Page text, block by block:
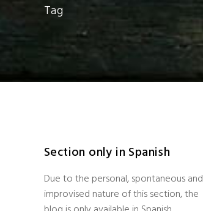
Tag
Section only in Spanish
Due to the personal, spontaneous and
improvised nature of this section, the